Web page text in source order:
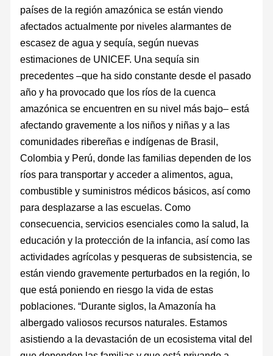
países de la región amazónica se están viendo
afectados actualmente por niveles alarmantes de
escasez de agua y sequía, según nuevas
estimaciones de UNICEF. Una sequía sin
precedentes –que ha sido constante desde el pasado
año y ha provocado que los ríos de la cuenca
amazónica se encuentren en su nivel más bajo– está
afectando gravemente a los niños y niñas y a las
comunidades ribereñas e indígenas de Brasil,
Colombia y Perú, donde las familias dependen de los
ríos para transportar y acceder a alimentos, agua,
combustible y suministros médicos básicos, así como
para desplazarse a las escuelas. Como
consecuencia, servicios esenciales como la salud, la
educación y la protección de la infancia, así como las
actividades agrícolas y pesqueras de subsistencia, se
están viendo gravemente perturbados en la región, lo
que está poniendo en riesgo la vida de estas
poblaciones. “Durante siglos, la Amazonía ha
albergado valiosos recursos naturales. Estamos
asistiendo a la devastación de un ecosistema vital del